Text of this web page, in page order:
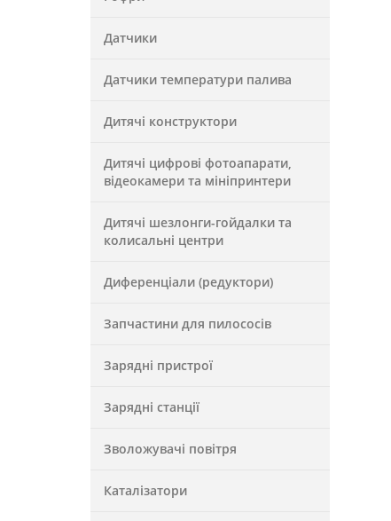
Датчики
Датчики температури палива
Дитячі конструктори
Дитячі цифрові фотоапарати,
відеокамери та мініпринтери
Дитячі шезлонги-гойдалки та
колисальні центри
Диференціали (редуктори)
Запчастини для пилососів
Зарядні пристрої
Зарядні станції
Зволожувачі повітря
Каталізатори